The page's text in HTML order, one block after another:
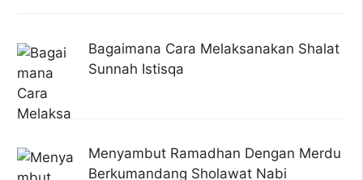
Bagaimana Cara Melaksanakan Shalat
Sunnah Istisqa
Menyambut Ramadhan Dengan Merdu
Berkumandang Sholawat Nabi